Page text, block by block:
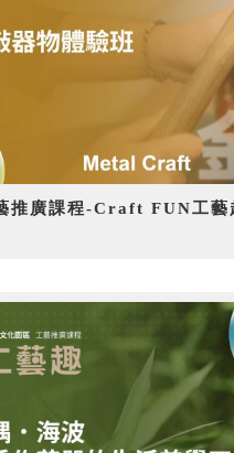
推廣課程-Craft FUN工藝